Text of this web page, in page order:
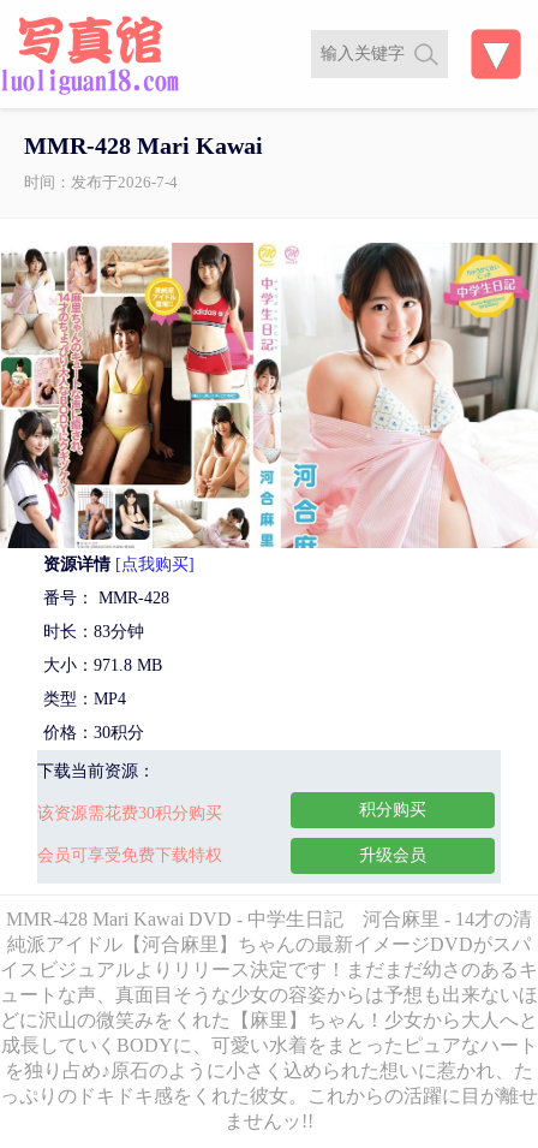
MMR-428 Mari Kawai
时间：发布于2026-7-4
资源详情 [点我购买]
番号： MMR-428
时长：83分钟
大小：971.8 MB
类型：MP4
价格：30积分
下载当前资源：
该资源需花费30积分购买
会员可享受免费下载特权
积分购买
升级会员
MMR-428 Mari Kawai DVD - 中学生日記 河合麻里 - 14才の清
純派アイドル【河合麻里】ちゃんの最新イメージDVDがスパ
イスビジュアルよりリリース決定です！まだまだ幼さのあるキ
ュートな声、真面目そうな少女の容姿からは予想も出来ないほ
どに沢山の微笑みをくれた【麻里】ちゃん！少女から大人へと
成長していくBODYに、可愛い水着をまとったピュアなハート
を独り占め♪原石のように小さく込められた想いに惹かれ、た
っぷりのドキドキ感をくれた彼女。これからの活躍に目が離せ
ませんッ!!